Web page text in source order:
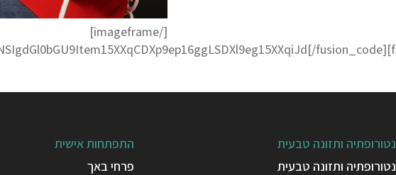
[/imageframe]
fusion_code]
התפתחות אישית
פרחי באך
נטורופתיה ותזונה טבעית
נטורופתיה ותזונה טבעית